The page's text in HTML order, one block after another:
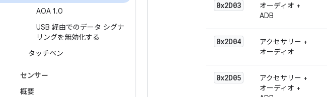
AOA 1.0
USB 経由でのデータ シグナ
リングを無効化する
タッチペン
センサー
概要
0x2D03
オーディオ +
ADB
0x2D04
アクセサリー +
オーディオ
0x2D05
アクセサリー +
オーディオ +